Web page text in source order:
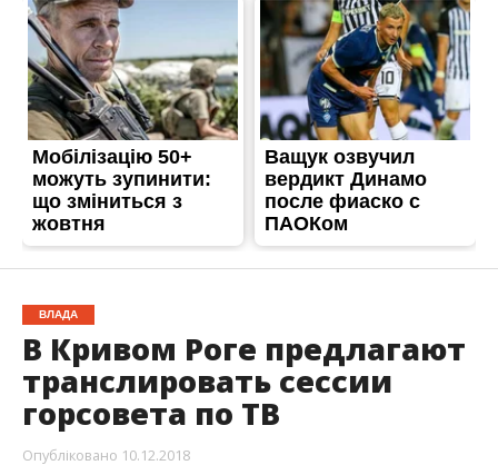
ВЛАДА
В Кривом Роге предлагают
транслировать сессии
горсовета по ТВ
Опубліковано 10.12.2018